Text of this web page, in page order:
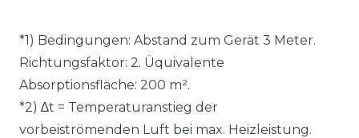
*1) Bedingungen: Abstand zum Gerät 3 Meter.
Richtungsfaktor: 2. Üquivalente
Absorptionsfläche: 200 m².
*2) ∆t = Temperaturanstieg der
vorbeiströmenden Luft bei max. Heizleistung.